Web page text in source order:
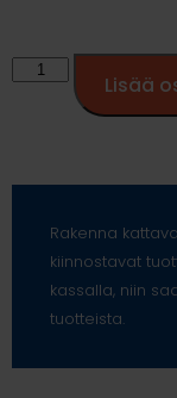
Lisää
Rakenna
kiinnostavat
kassalla, niin
tuotteista.